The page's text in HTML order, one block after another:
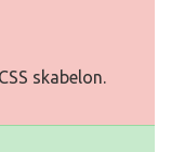
skabelon.